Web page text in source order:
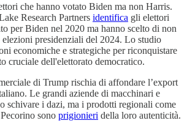
che hanno votato Biden ma non Harris.
Research Partners identifica gli elettori
per Biden nel 2020 ma hanno scelto di non
elezioni presidenziali del 2024. Lo studio
economiche e strategiche per riconquistare
cruciale dell'elettorato democratico.
di Trump rischia di affondare l’export
Le grandi aziende di macchinari e
schivare i dazi, ma i prodotti regionali come
sono prigionieri della loro autenticità.